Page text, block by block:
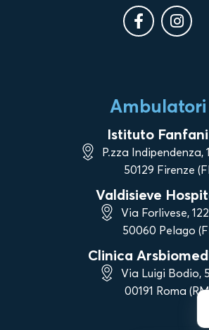
Ambulatori
Istituto Fanfani
P.zza Indipendenza,
50129 Firenze
Valdisieve
Via Forlivese,
50060 Pelago
Clinica
Via Luigi Bodio,
00191 Roma